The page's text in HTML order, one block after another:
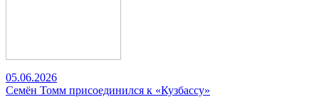
05.06.2026
Семён Томм присоединился к «Кузбассу»